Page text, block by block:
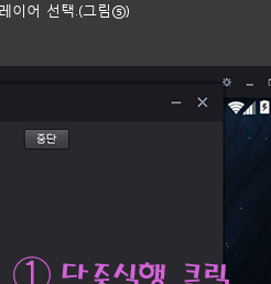
이어 선택.(그림⑤)